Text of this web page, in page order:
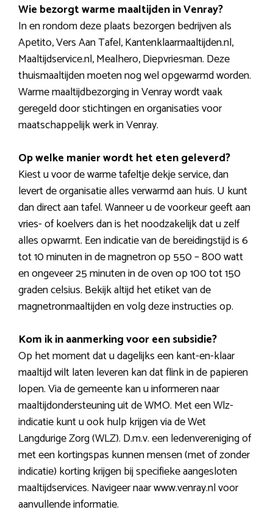
Wie bezorgt warme maaltijden in Venray?
In en rondom deze plaats bezorgen bedrijven als
Apetito, Vers Aan Tafel, Kantenklaarmaaltijden.nl,
Maaltijdservice.nl, Mealhero, Diepvriesman. Deze
thuismaaltijden moeten nog wel opgewarmd worden.
Warme maaltijdbezorging in Venray wordt vaak
geregeld door stichtingen en organisaties voor
maatschappelijk werk in Venray.
Op welke manier wordt het eten geleverd?
Kiest u voor de warme tafeltje dekje service, dan
levert de organisatie alles verwarmd aan huis. U kunt
dan direct aan tafel. Wanneer u de voorkeur geeft aan
vries- of koelvers dan is het noodzakelijk dat u zelf
alles opwarmt. Een indicatie van de bereidingstijd is 6
tot 10 minuten in de magnetron op 550 – 800 watt
en ongeveer 25 minuten in de oven op 100 tot 150
graden celsius. Bekijk altijd het etiket van de
magnetronmaaltijden en volg deze instructies op.
Kom ik in aanmerking voor een subsidie?
Op het moment dat u dagelijks een kant-en-klaar
maaltijd wilt laten leveren kan dat flink in de papieren
lopen. Via de gemeente kan u informeren naar
maaltijdondersteuning uit de WMO. Met een Wlz-
indicatie kunt u ook hulp krijgen via de Wet
Langdurige Zorg (WLZ). D.m.v. een ledenvereniging of
met een kortingspas kunnen mensen (met of zonder
indicatie) korting krijgen bij specifieke aangesloten
maaltijdservices. Navigeer naar www.venray.nl voor
aanvullende informatie.